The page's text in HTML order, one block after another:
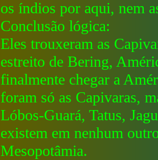
os índios por aqui, nem
Conclusão lógica:
Eles trouxeram as
estreito de Bering,
finalmente chegar a
foram só as Capivaras,
Lóbos-Guará, Tatus,
existem em nenhum
Mesopotâmia.